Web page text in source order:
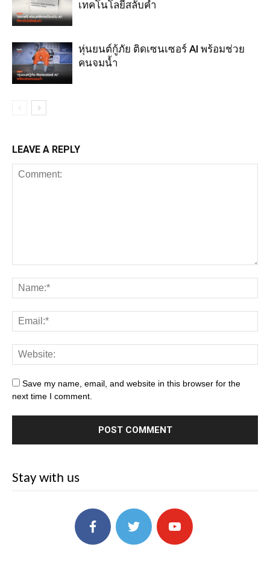
เทคโนโลยีสลับคำ
หุ่นยนต์กู้ภัย ติดเซนเซอร์ AI พร้อมช่วย
คนจมน้ำ
LEAVE A REPLY
Save my name, email, and website in this browser for the
next time I comment.
Stay with us